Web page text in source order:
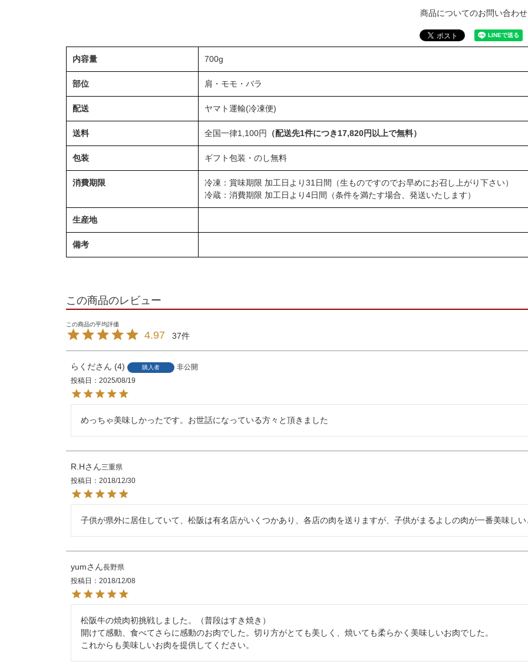
商品についてのお問い合わせ
内容量 700g
部位 肩・モモ・バラ
配送 ヤマト運輸(冷凍便)
送料 全国一律1,100円 （配送先1件につき17,820円以上で無料）
包装 ギフト包装・のし無料
消費期限
冷凍：賞味期限 加工日より31日間（生ものですのでお早めにお召し上がり下さい）
冷蔵：消費期限 加工日より4日間（条件を満たす場合、発送いたします）
生産地
備考
この商品のレビュー
4.97 37
らくだ 4 購入者
非公開
投稿日
2025/08/19
めっちゃ美味しかったです。お世話になっている方々と頂きました
R.H
三重県
投稿日
2018/12/30
yum
長野県
投稿日
2018/12/08
松阪牛の焼肉初挑戦しました。（普段はすき焼き）
開けて感動、食べてさらに感動のお肉でした。切り方がとても美しく、焼いても柔らかく美味しいお肉でした。